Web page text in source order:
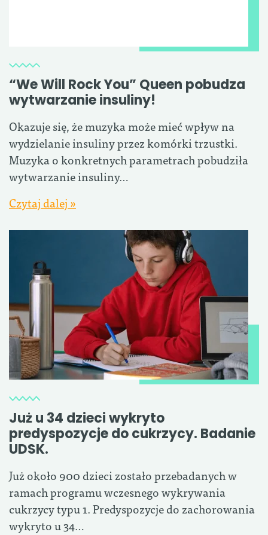
“We Will Rock You” Queen pobudza
wytwarzanie insuliny!
Okazuje się, że muzyka może mieć wpływ na
wydzielanie insuliny przez komórki trzustki.
Muzyka o konkretnych parametrach pobudziła
wytwarzanie insuliny…
Czytaj dalej »
Już u 34 dzieci wykryto
predyspozycje do cukrzycy. Badanie
UDSK.
Już około 900 dzieci zostało przebadanych w
ramach programu wczesnego wykrywania
cukrzycy typu 1. Predyspozycje do zachorowania
wykryto u 34…